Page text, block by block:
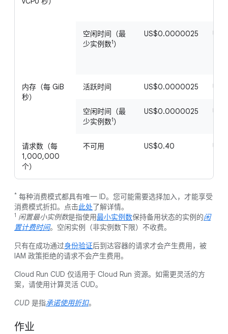
空闲时间（最
少实例数1）
US$0.0000025
内存（每 GiB
秒）
活跃时间 US$0.0000025
空闲时间（最
少实例数1）
US$0.0000025
请求数（每
1,000,000
个）
不可用 US$0.40
* 每种消费模式都具有唯一 ID。您可能需要选择加入，才能享受
消费模式折扣。点击此处了解详情。
1 闲置最小实例数是指使用最小实例数保持备用状态的实例的闲
置计费时间。空闲实例（非实例数下限）不收费。
只有在成功通过身份验证后到达容器的请求才会产生费用，被
IAM 政策拒绝的请求不会产生费用。
Cloud Run CUD 仅适用于 Cloud Run 资源。如需更灵活的方
案，请使用计算灵活 CUD。
CUD 是指承诺使用折扣。
作业